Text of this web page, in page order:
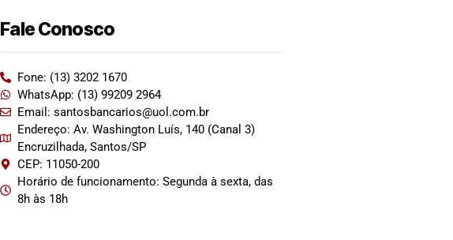
Fale Conosco
Fone: (13) 3202 1670
WhatsApp: (13) 99209 2964
Email: santosbancarios@uol.com.br
Endereço: Av. Washington Luís, 140 (Canal 3)
Encruzilhada, Santos/SP
CEP: 11050-200
Horário de funcionamento: Segunda à sexta, das
8h às 18h